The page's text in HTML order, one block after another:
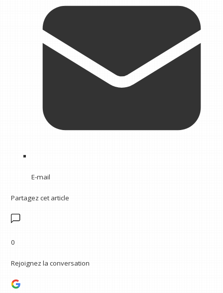
E-mail
Partagez cet article
0
Rejoignez la conversation